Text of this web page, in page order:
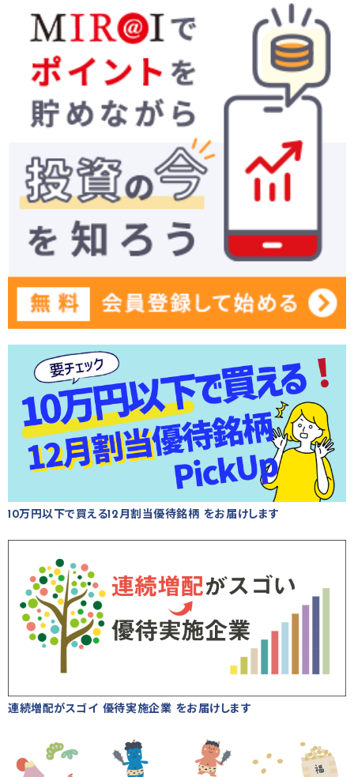
10万円以下で買える12月割当優待銘柄 をお届けします
連続増配がスゴイ 優待実施企業 をお届けします